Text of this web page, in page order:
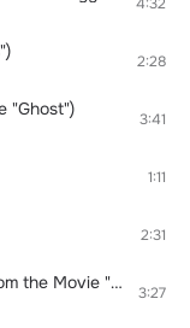
2:28
"Ghost") 3:41
1:11
2:31
Once Upon a Time in the West (From the Movie "Once Upon a Time in the West") 3:27